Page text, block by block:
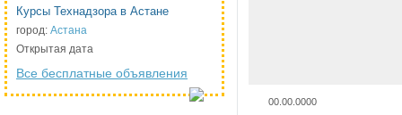
Курсы Технадзора в Астане
город: Астана
Открытая дата
Все бесплатные объявления
00.00.0000